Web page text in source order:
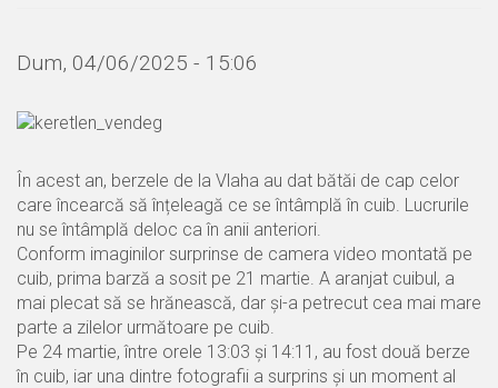
Dum, 04/06/2025 - 15:06
În acest an, berzele de la Vlaha au dat bătăi de cap celor
care încearcă să înțeleagă ce se întâmplă în cuib. Lucrurile
nu se întâmplă deloc ca în anii anteriori.
Conform imaginilor surprinse de camera video montată pe
cuib, prima barză a sosit pe 21 martie. A aranjat cuibul, a
mai plecat să se hrănească, dar și-a petrecut cea mai mare
parte a zilelor următoare pe cuib.
Pe 24 martie, între orele 13:03 și 14:11, au fost două berze
în cuib, iar una dintre fotografii a surprins și un moment al